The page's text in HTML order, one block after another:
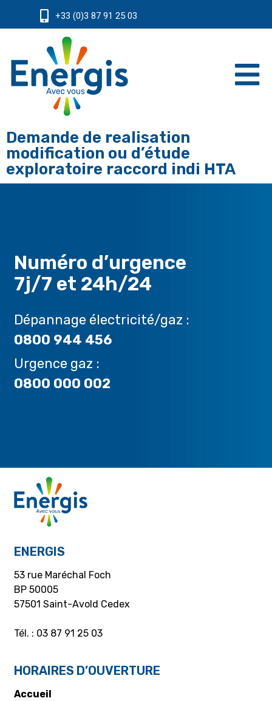
+33 (0)3 87 91 25 03
Demande de realisation
modification ou d’étude
exploratoire raccord indi HTA
Numéro d’urgence
7j/7 et 24h/24
Dépannage électricité/gaz :
0800 944 456
Urgence gaz :
0800 000 002
ENERGIS
53 rue Maréchal Foch
BP 50005
57501 Saint-Avold Cedex
Tél. : 03 87 91 25 03
HORAIRES D’OUVERTURE
Accueil